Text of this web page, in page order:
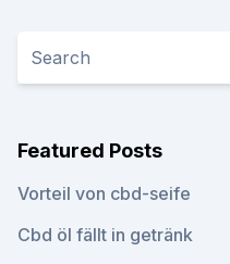
Featured Posts
Vorteil von cbd-seife
Cbd öl fällt in getränk